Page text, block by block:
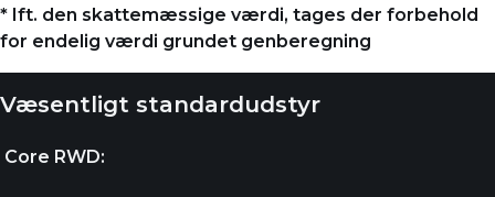
* Ift. den skattemæssige værdi, tages der forbehold
for endelig værdi grundet genberegning
Væsentligt standardudstyr
Core RWD: